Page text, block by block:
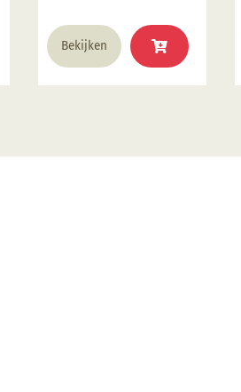
Watt vermogen 40 kg
draaigewicht Op dit
product krijgt u 2 jaar
garantie.
Bekijken